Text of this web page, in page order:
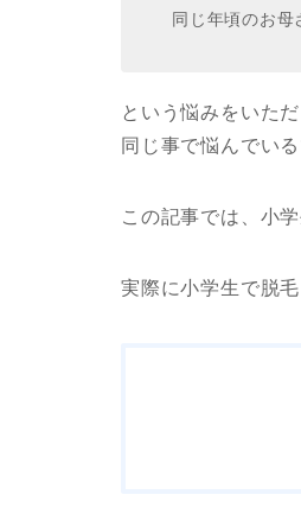
同じ年頃のお母
という悩みをいただ
同じ事で悩んでい
この記事では、小
実際に小学生で脱